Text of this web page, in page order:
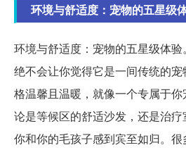
环境与舒适度：宠物的五星级
环境与舒适度：宠物的五星级体
绝不会让你觉得它是一间传统的
格温馨且温暖，就像一个专属于
论是等候区的舒适沙发，还是治
你和你的毛孩子感到宾至如归。